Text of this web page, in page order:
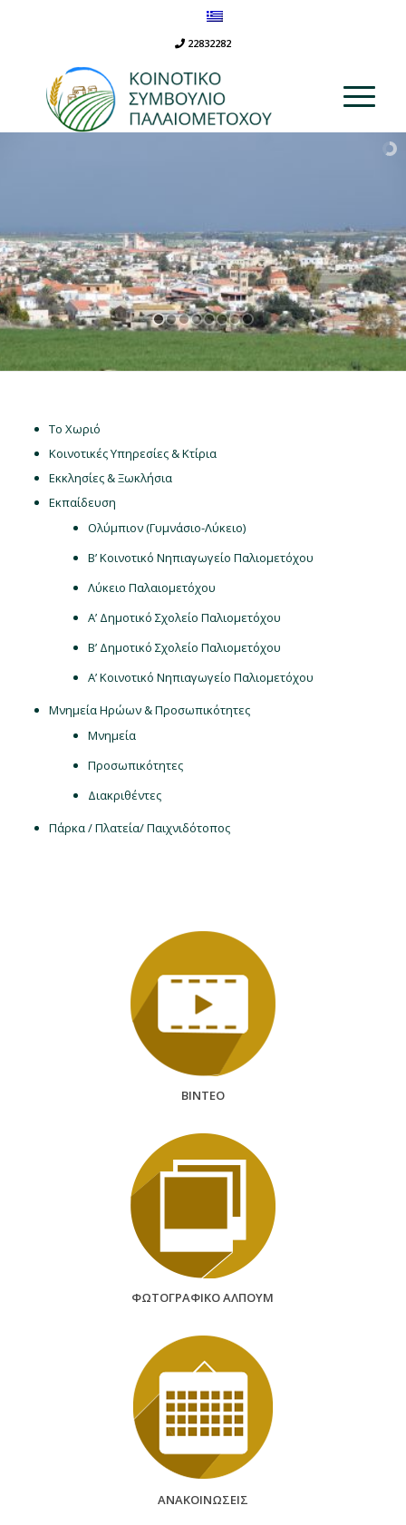
22832282
Το Χωριό
Κοινοτικές Υπηρεσίες & Κτίρια
Εκκλησίες & Ξωκλήσια
Εκπαίδευση
Ολύμπιον (Γυμνάσιο-Λύκειο)
Β’ Κοινοτικό Νηπιαγωγείο Παλιομετόχου
Λύκειο Παλαιομετόχου
Α’ Δημοτικό Σχολείο Παλιομετόχου
Β’ Δημοτικό Σχολείο Παλιομετόχου
Α’ Κοινοτικό Νηπιαγωγείο Παλιομετόχου
Μνημεία Ηρώων & Προσωπικότητες
Μνημεία
Προσωπικότητες
Διακριθέντες
Πάρκα / Πλατεία/ Παιχνιδότοπος
BINTEO
ΦΩΤΟΓΡΑΦΙΚΟ ΑΛΠΟΥΜ
ΑΝΑΚΟΙΝΩΣΕΙΣ